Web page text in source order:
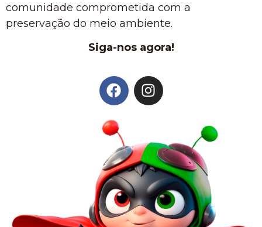
comunidade comprometida com a
preservação do meio ambiente.
Siga-nos agora!